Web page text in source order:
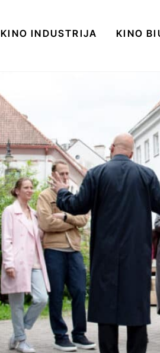
KINO INDUSTRIJA KINO